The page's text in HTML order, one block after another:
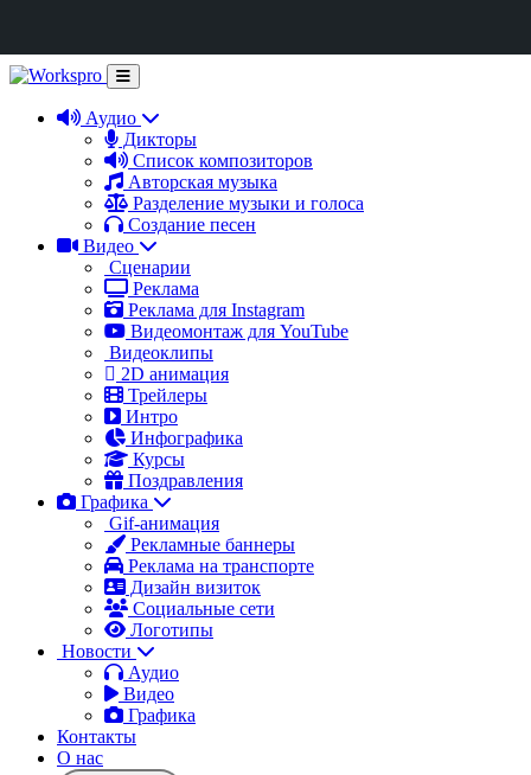
Аудио
Дикторы
Список композиторов
Авторская музыка
Разделение музыки и голоса
Создание песен
Видео
Сценарии
Реклама
Реклама для Instagram
Видеомонтаж для YouTube
Видеоклипы
2D анимация
Трейлеры
Интро
Инфографика
Курсы
Поздравления
Графика
Gif-анимация
Рекламные баннеры
Реклама на транспорте
Дизайн визиток
Социальные сети
Логотипы
Новости
Аудио
Видео
Графика
Контакты
О нас